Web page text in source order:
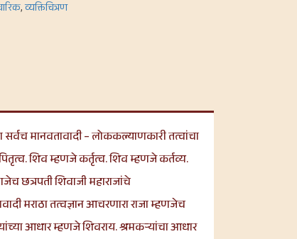
,व्यक्तिचित्रण
सर्वच मानवतावादी – लोककल्याणकारी तत्वांचा
शिव म्हणजे कर्तृत्व. शिव म्हणजे कर्तव्य.
छत्रपती शिवाजी महाराजांचे
मराठा तत्वज्ञान आचरणारा राजा म्हणजेच
आधार म्हणजे शिवराय. श्रमकऱ्यांचा आधार